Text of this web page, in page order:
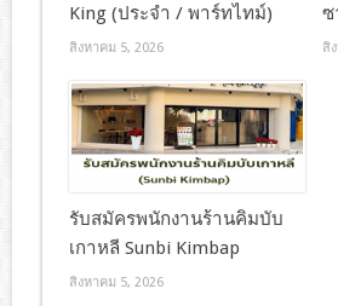
King (ประจำ / พาร์ทไทม์)
สิงหาคม 5, 2026
ซ
สิ
รับสมัครพนักงานร้านคิมบับ
เกาหลี Sunbi Kimbap
สิงหาคม 5, 2026